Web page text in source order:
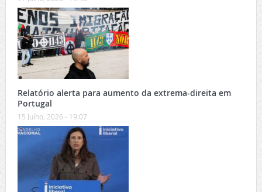
Relatório alerta para aumento da extrema-direita em
Portugal
15 Julho, 2026 - 19:07